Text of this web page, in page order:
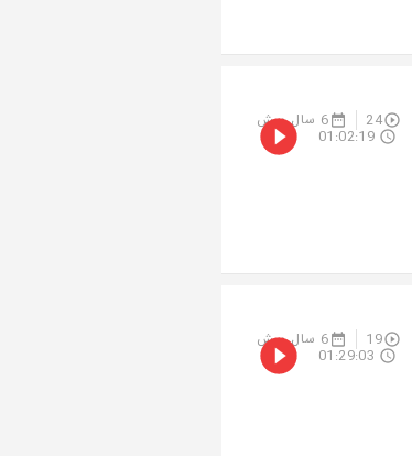
24 6 سال پیش
01:02:19
19 6 سال پیش
01:29:03